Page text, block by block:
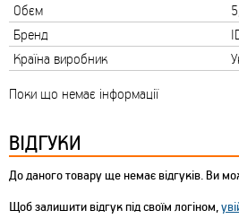
Обєм
Бренд
Країна виробник
Поки що немає інформації
ВІДГУКИ
До даного товару ще немає відгуків. Ви
Щоб залишити відгук під своїм логіном,